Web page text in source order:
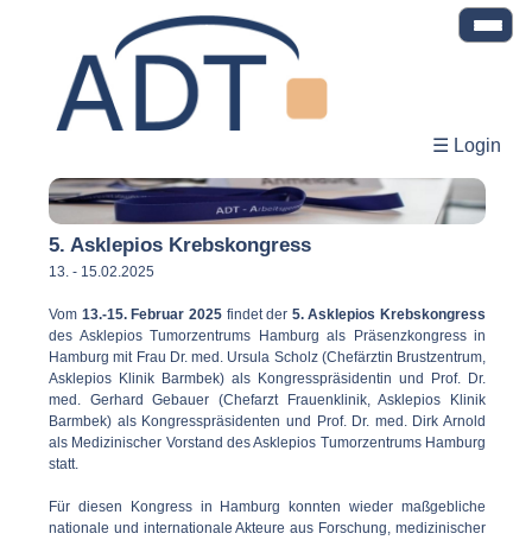
☰ Login
5. Asklepios Krebskongress
13. - 15.02.2025
Vom 13.-15. Februar 2025findet der 5. Asklepios Krebskongress
des Asklepios Tumorzentrums Hamburg als Präsenzkongress in
Hamburg mit Frau Dr. med. Ursula Scholz (Chefärztin Brustzentrum,
Asklepios Klinik Barmbek) als Kongresspräsidentin und Prof. Dr.
med. Gerhard Gebauer (Chefarzt Frauenklinik, Asklepios Klinik
Barmbek) als Kongresspräsidenten und Prof. Dr. med. Dirk Arnold
als Medizinischer Vorstand des Asklepios Tumorzentrums Hamburg
statt.
Für diesen Kongress in Hamburg konnten wieder maßgebliche
nationale und internationale Akteure aus Forschung, medizinischer